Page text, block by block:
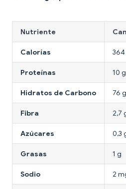
Nutriente
Calorías 364
Proteínas 10 g
Hidratos de Carbono 76 g
Fibra 2,7
Azúcares 0,3
Grasas 1 g
Sodio 2